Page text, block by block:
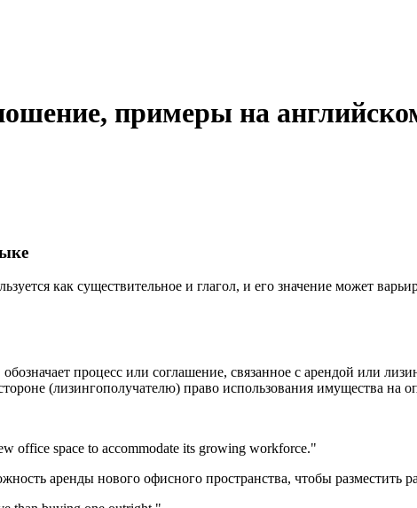
примеры на
как существительное и глагол, и его значение может
обозначает процесс или соглашение, связанное с арендой или
(лизингополучателю) право использования имущества на
office space to accommodate its growing workforce."
аренды нового офисного пространства, чтобы разместить